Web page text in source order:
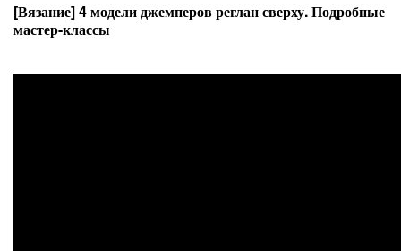
[Вязание] 4 модели джемперов реглан сверху. Подробные
мастер-классы